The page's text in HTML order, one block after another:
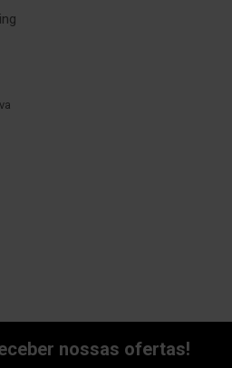
nossas ofertas!